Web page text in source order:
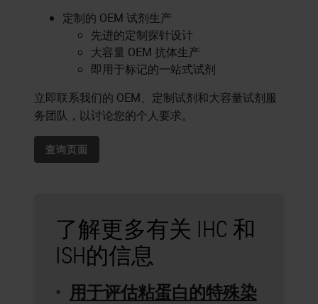
定制的 OEM 试剂生产
先进的定制探针设计
大容量 OEM 抗体生产
即用于标记的一站式试剂
立即联系我们的 OEM、定制试剂和大容量试剂服
务团队，以讨论您的个人要求。
查询页面
了解更多有关 IHC 和
ISH的信息
用于评估粘蛋白的特殊染